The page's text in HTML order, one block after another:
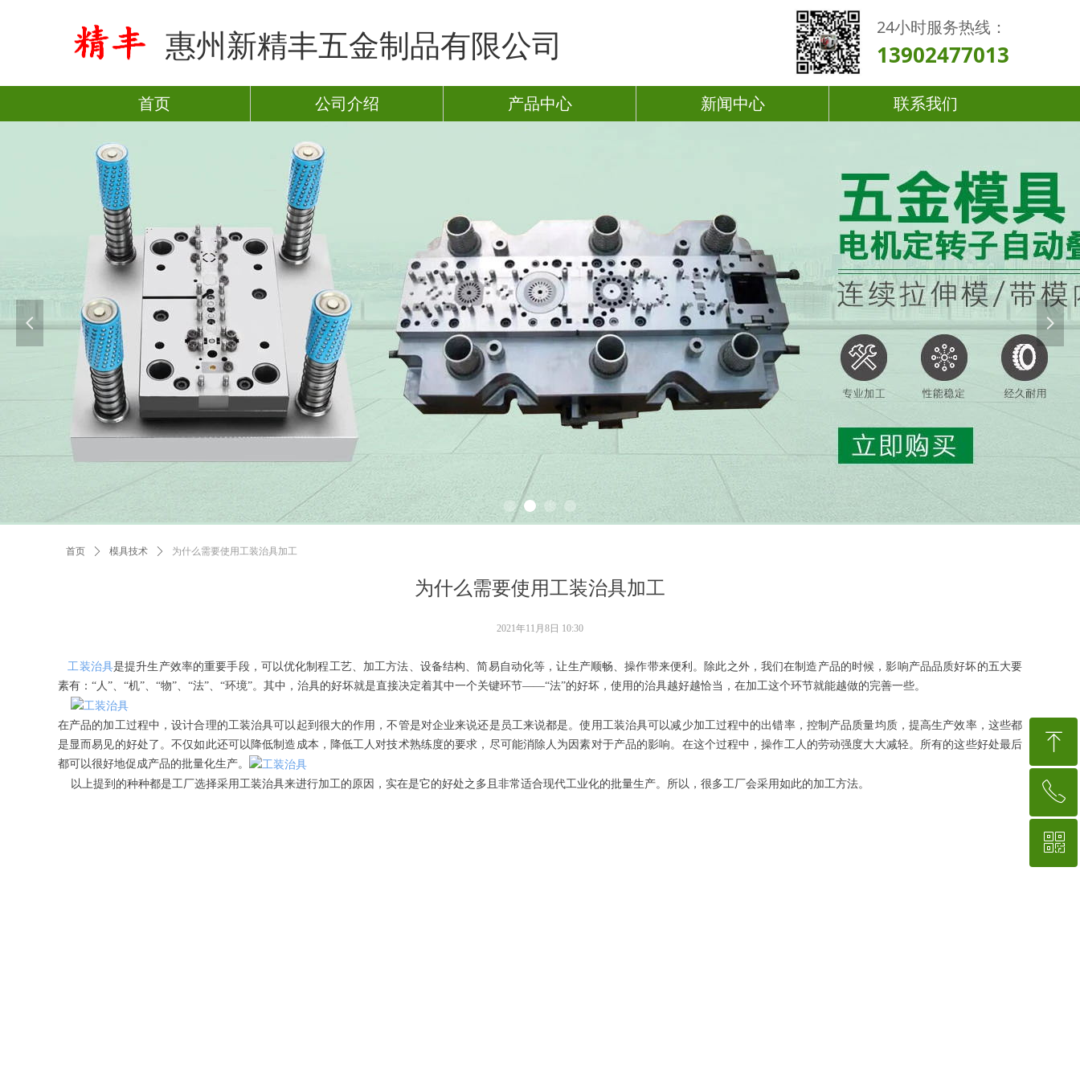
넳 넲
惠州新精丰五金制品有限公司
24小时服务热线：
13902477013
首页 公司介绍 产品中心 新闻中心 联系我们
为什么需要使用工装治具加工
首页 ꄲ 模具技术 ꄲ 为什么需要使用工装治具加工
工装治具是提升生产效率的重要手段，可以优化制程工艺、加工方法、设备结构、简易自动化等，让生产顺畅、操作带来便利。除此之外，我们在制造产品的时候，影响产品品质好坏的五大要
素有： “人”、“机”、“物”、“法”、“环境”。其中，治具的好坏就是直接决定着其中一个关键环节——“法”的好坏，使用的治具越好越恰当，在加工这个环节就能越做的完善一些。
在产品的加工过程中，设计合理的工装治具可以起到很大的作用，不管是对企业来说还是员工来说都是。使用工装治具可以减少加工过程中的出错率，控制产品质量均质，提高生产效率，这些都
是显而易见的好处了。不仅如此还可以降低制造成本，降低工人对技术熟练度的要求，尽可能消除人为因素对于产品的影响。在这个过程中，操作工人的劳动强度大大减轻。所有的这些好处最后
都可以很好地促成产品的批量化生产。
以上提到的种种都是工厂选择采用工装治具来进行加工的原因，实在是它的好处之多且非常适合现代工业化的批量生产。所以，很多工厂会采用如此的加工方法。
2021年11月8日 10:30
ꁸ
回到顶部
ꂅ
15767554018
ꀥ